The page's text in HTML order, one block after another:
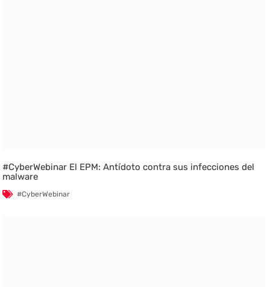
#CyberWebinar El EPM: Antídoto contra sus infecciones del
malware
#CyberWebinar